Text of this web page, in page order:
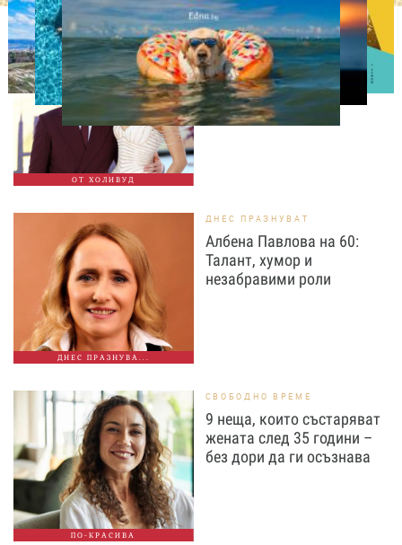
ОТ ХОЛИВУД
СВОБОДНО ВРЕМЕ
Том Холанд и Зендая
забелязани с брачни
халки в Лондон
ДНЕС ПРАЗНУВА...
ДНЕС ПРАЗНУВАТ
Албена Павлова на 60:
Талант, хумор и
незабравими роли
ПО-КРАСИВА
СВОБОДНО ВРЕМЕ
9 неща, които състаряват
жената след 35 години –
без дори да ги осъзнава